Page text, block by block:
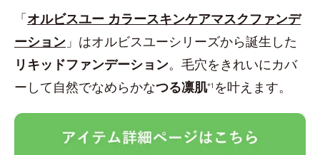
「オルビスユー カラースキンケアマスクファンデ
ーション 」はオルビスユーシリーズから誕生した
リキッドファンデーション。毛穴をきれいにカバ
ーして自然でなめらかなつる凛肌*1 を叶えます。